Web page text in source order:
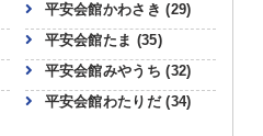
平安会館かわさき(29)
平安会館たま (35)
平安会館みやうち(32)
平安会館わたりだ(34)